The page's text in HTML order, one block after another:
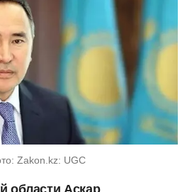
Zakon.kz: UGC
области Аскар